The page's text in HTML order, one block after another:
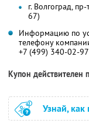
г. Волгоград,
67)
Информацию по
телефону
+7 (499) 340-02-97
Купон действителен
Узнай, как